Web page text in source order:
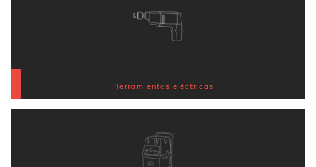
Herramientas eléctricas